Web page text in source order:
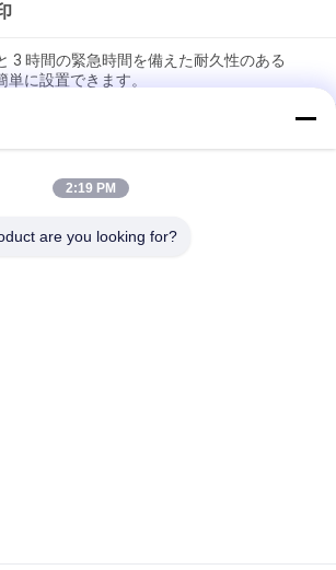
3 時間の緊急時間を備えた耐久性のある
単に設置できます。
イン、3時間の非常灯時間、Ni-Cdバッテ
たSMD LEDの非常口の印/プラスチック連続
2:19 PM
are you looking for?